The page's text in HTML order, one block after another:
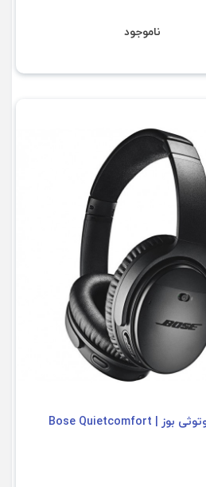
ناموجود
هدفون بلوتوثی بوز | Bose Quietcomfort